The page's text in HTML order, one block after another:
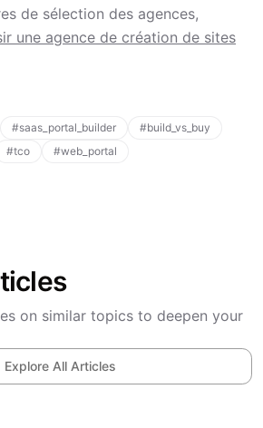
de sélection des agences,
une agence de création de sites
#saas_portal_builder #build_vs_buy
#tco #web_portal
on similar topics to deepen your
Explore All Articles